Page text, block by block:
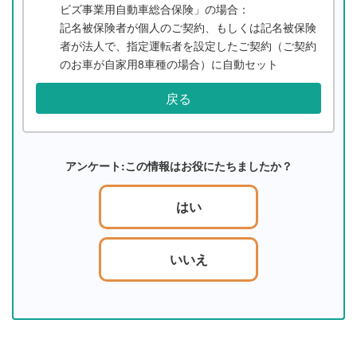
ビズ事業用自動車総合保険」の場合：
記名被保険者が個人のご契約、もしくは記名被保険
者が法人で、指定運転者を設定したご契約（ご契約
のお車が自家用8車種の場合）に自動セット
戻る
アンケート:この情報はお役にたちましたか？
はい
いいえ